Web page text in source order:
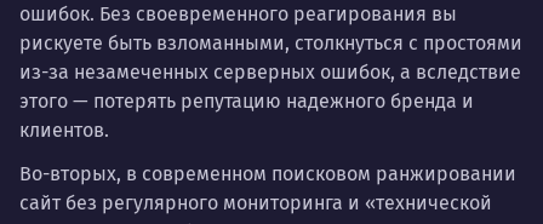
ошибок. Без своевременного реагирования вы
рискуете быть взломанными, столкнуться с простоями
из-за незамеченных серверных ошибок, а вследствие
этого — потерять репутацию надежного бренда и
клиентов.
Во-вторых, в современном поисковом ранжировании
сайт без регулярного мониторинга и «технической